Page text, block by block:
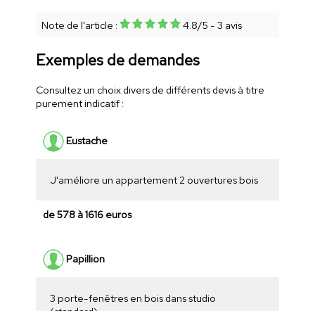
Note de l'article : 4.8/5 - 3 avis
Exemples de demandes
Consultez un choix divers de différents devis à titre
purement indicatif :
Eustache
J'améliore un appartement 2 ouvertures bois
de 578 à 1616 euros
Papillion
3 porte-fenêtres en bois dans studio